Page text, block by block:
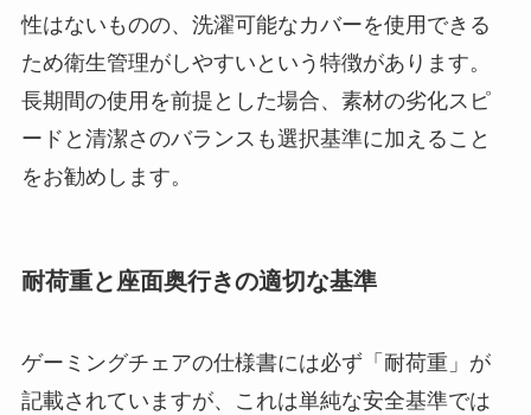
性はないものの、洗濯可能なカバーを使用できる
ため衛生管理がしやすいという特徴があります。
長期間の使用を前提とした場合、素材の劣化スピ
ードと清潔さのバランスも選択基準に加えること
をお勧めします。
耐荷重と座面奥行きの適切な基準
ゲーミングチェアの仕様書には必ず「耐荷重」が
記載されていますが、これは単純な安全基準では